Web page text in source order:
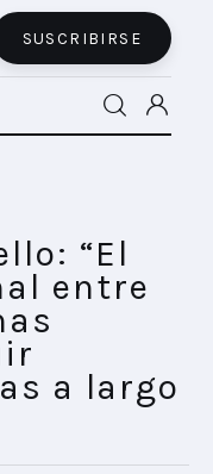
SUSCRIBIRSE
sólidas a
“El
entre
a largo